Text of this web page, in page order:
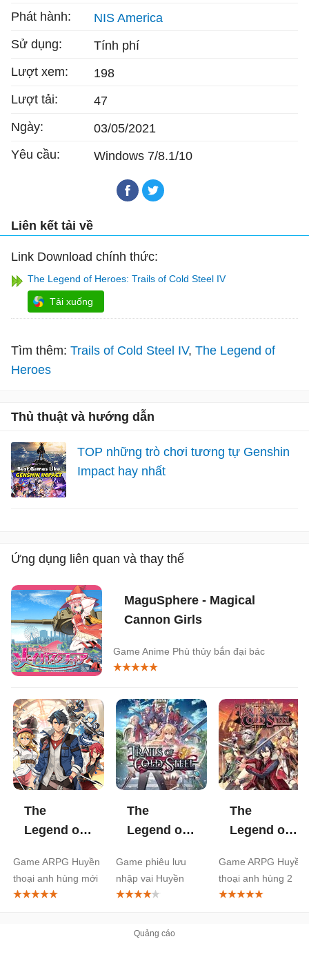
Phát hành:
NIS America
Sử dụng:
Tính phí
Lượt xem:
198
Lượt tải:
47
Ngày:
03/05/2021
Yêu cầu:
Windows 7/8.1/10
Liên kết tải về
Link Download chính thức:
The Legend of Heroes: Trails of Cold Steel IV
Tải xuống
Tìm thêm: Trails of Cold Steel IV The Legend of
Heroes
Thủ thuật và hướng dẫn
TOP những trò chơi tương tự Genshin
Impact hay nhất
Ứng dụng liên quan và thay thế
MaguSphere - Magical
Cannon Girls
Game Anime Phù thủy bắn đại bác
The
Legend of
Kuro no
Kiseki
Game ARPG Huyền
thoại anh hùng mới
The
Legend of
Trails of
Cold Steel
Game phiêu lưu
nhập vai Huyền
thoại anh hùng
The
Legend of
Trails of
Cold Steel
Game ARPG Huyền
thoại anh hùng 2